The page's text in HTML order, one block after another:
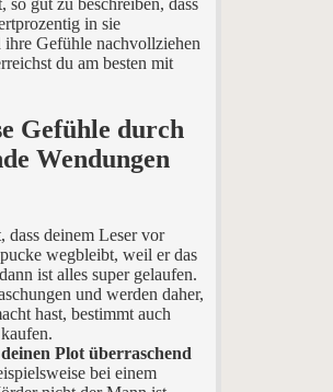
so gut zu beschreiben, dass
in sie
ihre Gefühle nachvollziehen
du am besten mit
Gefühle durch
Wendungen
dass deinem Leser vor
wegbleibt, weil er das
ist alles super gelaufen.
und werden daher,
hast, bestimmt auch
Plot überraschend
bei einem